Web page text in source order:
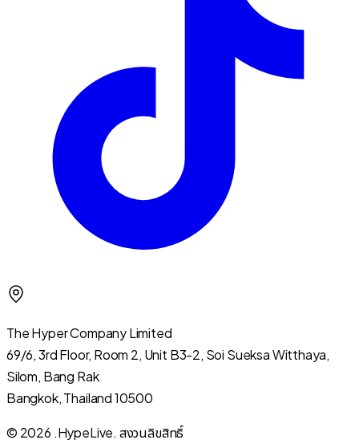
The Hyper Company Limited
69/6, 3rd Floor, Room 2, Unit B3-2, Soi Sueksa Witthaya,
Silom, Bang Rak
Bangkok, Thailand 10500
© 2026 .HypeLive. สงวนลิขสิทธิ์